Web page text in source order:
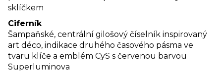
sklíčkem
Ciferník
Šampaňské, centrální gilošový číselník inspirovaný
art déco, indikace druhého časového pásma ve
tvaru klíče a emblém CyS s červenou barvou
Superluminova